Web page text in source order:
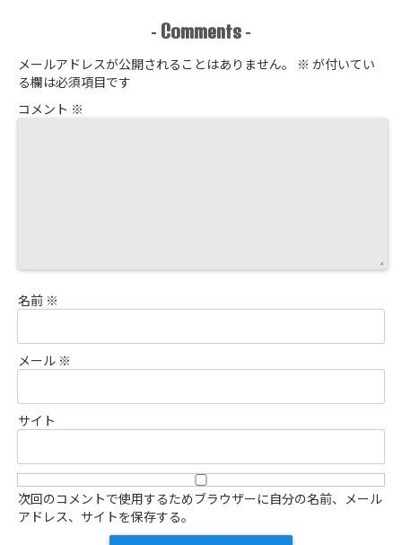
- Comments -
メールアドレスが公開されることはありません。 ※ が付いてい
る欄は必須項目です
コメント ※
名前 ※
メール ※
サイト
次回のコメントで使用するためブラウザーに自分の名前、メール
アドレス、サイトを保存する。